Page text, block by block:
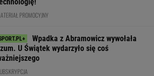
PROMOCYJNY
Wpadka z Abramowicz wywołała
U Świątek wydarzyło się coś